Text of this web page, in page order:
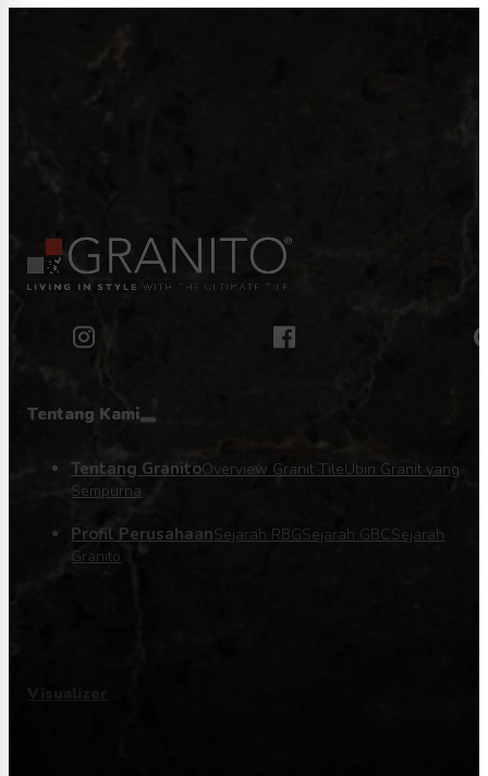
Tentang Kami
Tentang GranitoOverview Granit TileUbin Granit yang
Sempurna
Profil PerusahaanSejarah RBGSejarah GBCSejarah
Granito
Visualizer